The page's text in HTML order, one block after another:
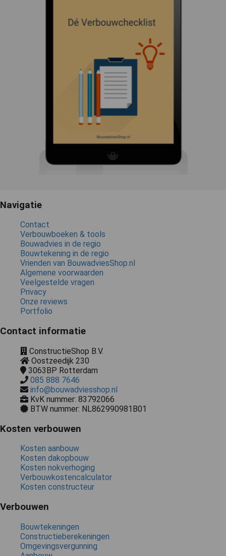
Navigatie
Contact
Verbouwboeken & tools
Bouwadvies in de regio
Bouwtekening in de regio
Vrienden van BouwadviesShop.nl
Algemene voorwaarden
Veelgestelde vragen
Privacy
Onze reviews
Portfolio
Contact informatie
ConstructieShop B.V.
Oostzeedijk 230
3063BP Rotterdam
085 888 7646
info@bouwadviesshop.nl
KvK nummer: 83792066
BTW nummer: NL862990981B01
Kosten verbouwen
Kosten aanbouw
Kosten dakopbouw
Kosten nokverhoging
Verbouwkostencalculator
Kosten constructeur
Verbouwen
Bouwtekeningen
Constructieberekeningen
Omgevingsvergunning